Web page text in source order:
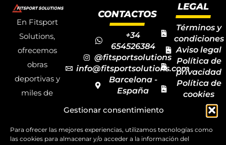
Gestionar consentimiento
Para ofrecer las mejores experiencias, utilizamos tecnologías como
las cookies para almacenar y/o acceder a la información del
En Fitsport
Solutions,
ofrecemos
obras
deportivas y
miles de
deportivos
CONTACTOS
+34
654526384
@fitsportsolutions
info@fitsportsolutions.com
Barcelona -
España
de contacto
LEGAL
Términos y
condiciones
Aviso legal
Política de
privacidad
Política de
cookies
Mapa del
sitio